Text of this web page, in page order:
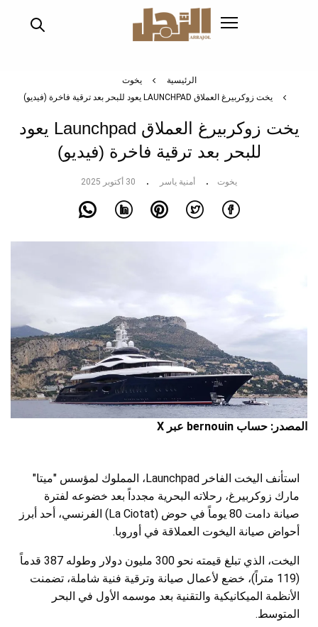
الرئيسية
يخوت
يخت زوكربيرغ العملاق LAUNCHPAD يعود للبحر بعد ترقية فاخرة (فيديو)
يخت زوكربيرغ العملاق Launchpad يعود
للبحر بعد ترقية فاخرة (فيديو)
يخوت أمنية ياسر 30 أكتوبر 2025
المصدر: حساب bernouin عبر X
استأنف اليخت الفاخر Launchpad، المملوك لمؤسس "ميتا"
مارك زوكربيرغ، رحلاته البحرية مجدداً بعد خضوعه لفترة
صيانة دامت 80 يوماً في حوض (La Ciotat) الفرنسي، أحد أبرز
أحواض صيانة اليخوت العملاقة في أوروبا.
اليخت، الذي تبلغ قيمته نحو 300 مليون دولار وطوله 387 قدماً
(119 متراً)، خضع لأعمال صيانة وترقية فنية شاملة، تضمنت
الأنظمة الميكانيكية والتقنية بعد موسمه الأول في البحر
المتوسط.